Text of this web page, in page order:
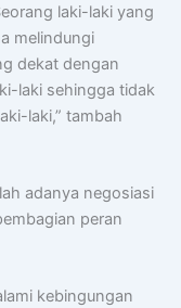
laki-laki yang
melindungi
dekat dengan
laki sehingga tidak
laki,” tambah
adanya negosiasi
peran
kebingungan